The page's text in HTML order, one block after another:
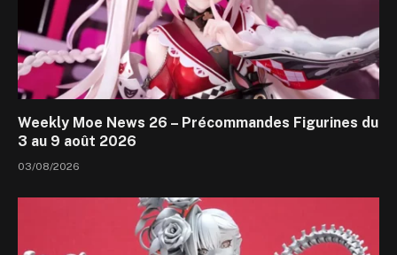
Weekly Moe News 26 – Précommandes Figurines du
3 au 9 août 2026
03/08/2026